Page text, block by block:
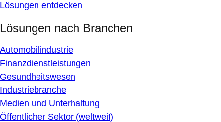
Lösungen entdecken
Lösungen nach Branchen
Automobilindustrie
Finanzdienstleistungen
Gesundheitswesen
Industriebranche
Medien und Unterhaltung
Öffentlicher Sektor (weltweit)